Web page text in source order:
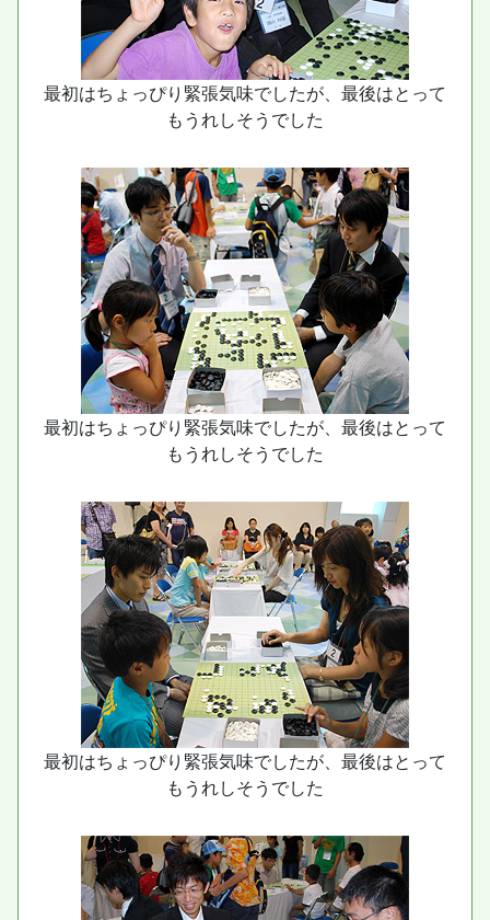
最初はちょっぴり緊張気味でしたが、最後はとって
もうれしそうでした
最初はちょっぴり緊張気味でしたが、最後はとって
もうれしそうでした
最初はちょっぴり緊張気味でしたが、最後はとって
もうれしそうでした